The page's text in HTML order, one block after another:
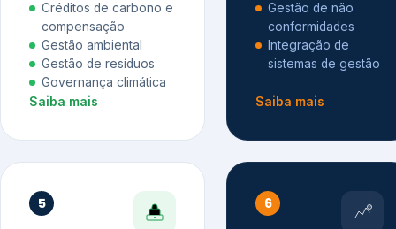
Créditos de carbono e
compensação
Gestão ambiental
Gestão de resíduos
Governança climática
Saiba mais
Gestão de não
conformidades
Integração de
sistemas de gestão
Saiba mais
5 6